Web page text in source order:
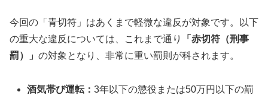
今回の「青切符」はあくまで軽微な違反が対象です。以下
の重大な違反については、これまで通り
「赤切符（刑事
罰）」 の対象となり、非常に重い罰則が科されます。
酒気帯び運転：3年以下の懲役または50万円以下の罰